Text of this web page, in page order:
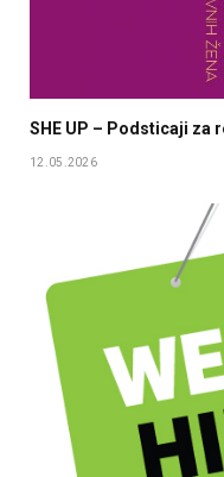
SHE UP – Podsticaji za
12.05.2026